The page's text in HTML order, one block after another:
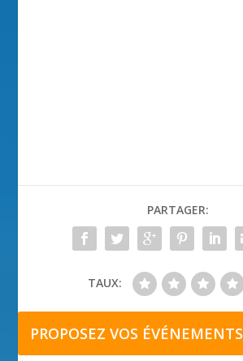
PARTAGER:
TAUX:
PROPOSEZ VOS ÉVÉNEMENTS